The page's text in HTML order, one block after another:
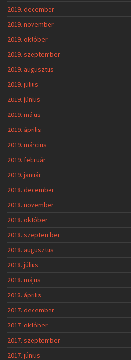
2019. december
2019. november
2019. október
2019. szeptember
2019. augusztus
2019. július
2019. június
2019. május
2019. április
2019. március
2019. február
2019. január
2018. december
2018. november
2018. október
2018. szeptember
2018. augusztus
2018. július
2018. május
2018. április
2017. december
2017. október
2017. szeptember
2017. június